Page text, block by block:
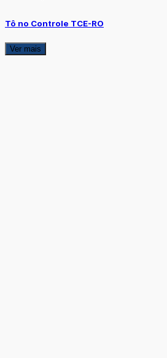
Tô no Controle TCE-RO
Ver mais